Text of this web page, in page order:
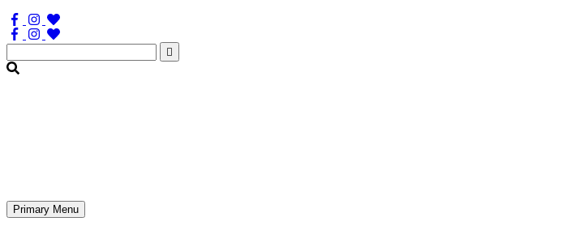
Søg
efter:
Primary Menu